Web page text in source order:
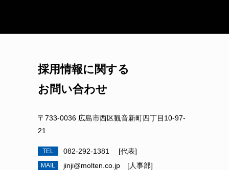
採用情報に関する
お問い合わせ
〒733-0036 広島市⻄区観音新町四丁目10-97-
21
TEL 082-292-1381 [代表]
MAIL jinji@molten.co.jp [⼈事部]